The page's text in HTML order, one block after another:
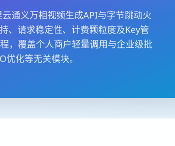
通义万相视频生成API与字节跳动火
、请求稳定性、计费颗粒度及Key管
，覆盖个人商户轻量调用与企业级批
化等无关模块。